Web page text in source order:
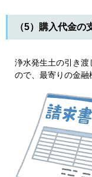
（5）購入代金の
浄水発生土の引き
ので、最寄りの金融